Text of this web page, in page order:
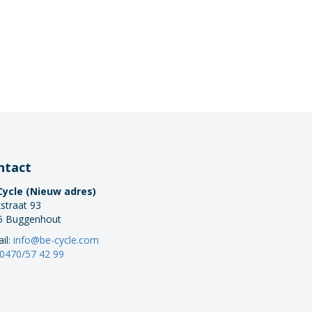
(Nieuw adres)
93
Buggenhout
info@be-cycle.com
0470/57 42 99